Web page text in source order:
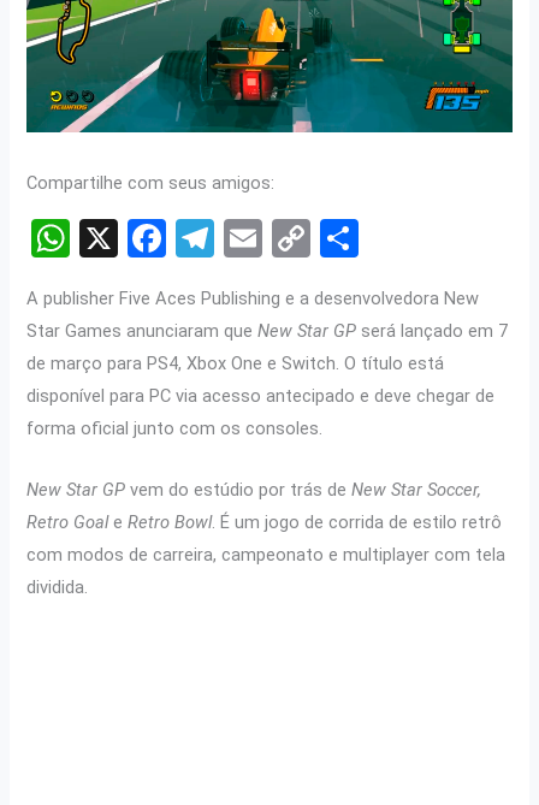
Compartilhe com seus amigos:
W
at
s
A
p
X
F
ce
b
o
o
T
e
gr
a
m
E
ail
C
py
Li
n
k
ar
e
A publisher Five Aces Publishing e a desenvolvedora New
Star Games anunciaram queNew Star GP será lançado em 7
de março para PS4, Xbox One e Switch. O título está
disponível para PC via acesso antecipado e deve chegar de
forma oficial junto com os consoles.
New Star GP vem do estúdio por trás deNew Star Soccer,
Retro GoaleRetro Bowl. É um jogo de corrida de estilo retrô
com modos de carreira, campeonato e multiplayer com tela
dividida.